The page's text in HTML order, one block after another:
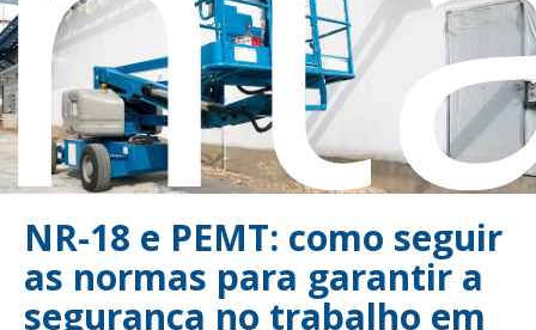
NR-18 e PEMT: como seguir
as normas para garantir a
segurança no trabalho em